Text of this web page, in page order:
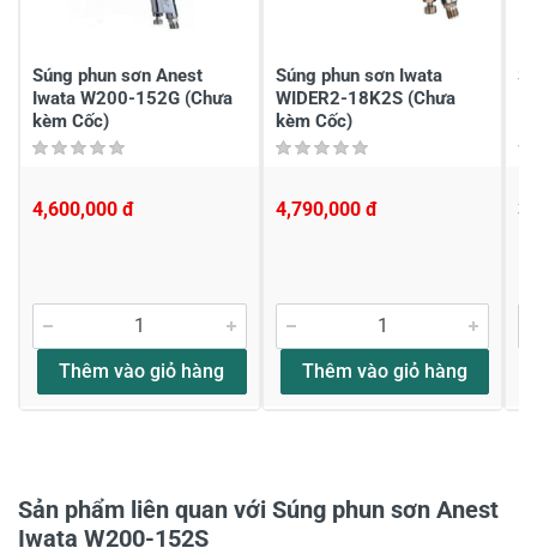
Súng phun sơn Anest
Iwata W200-152G (Chưa
kèm Cốc)
4,600,000 đ
Thêm vào giỏ hàng
Súng phun sơn Iwata
WIDER2-18K2S (Chưa
kèm Cốc)
4,790,000 đ
Thêm vào giỏ hàng
Sản phẩm liên quan với Súng phun sơn Anest
Iwata W200-152S